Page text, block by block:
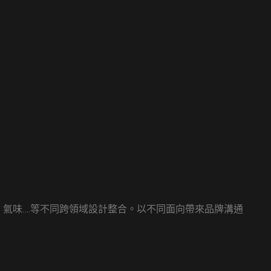
味….等不同跨領域設計整合。以不同面向帶來品牌溝通